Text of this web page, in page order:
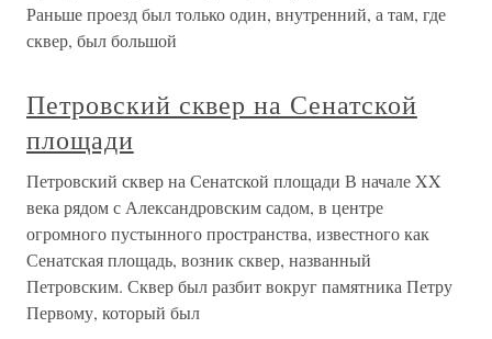
Раньше проезд был только один, внутренний, а там, где
сквер, был большой
Петровский сквер на Сенатской
площади
Петровский сквер на Сенатской площади В начале XX
века рядом с Александровским садом, в центре
огромного пустынного пространства, известного как
Сенатская площадь, возник сквер, названный
Петровским. Сквер был разбит вокруг памятника Петру
Первому, который был